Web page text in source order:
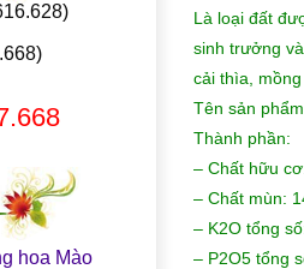
hoa Mào
Là loại đất
sinh trưởng
cải thìa,
Tên sản
Thành phần:
– Chất hữu
– Chất mùn:
– K2O tổng
– P2O5 tổng